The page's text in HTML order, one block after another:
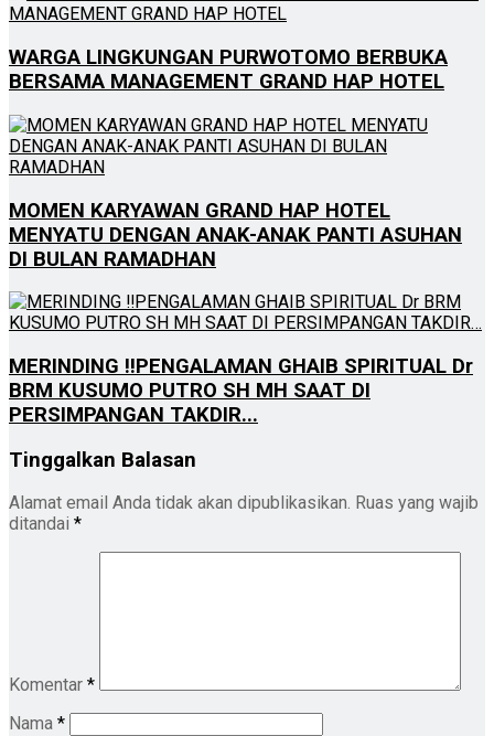
WARGA LINGKUNGAN PURWOTOMO BERBUKA
BERSAMA MANAGEMENT GRAND HAP HOTEL
MOMEN KARYAWAN GRAND HAP HOTEL
MENYATU DENGAN ANAK-ANAK PANTI ASUHAN
DI BULAN RAMADHAN
MERINDING ‼PENGALAMAN GHAIB SPIRITUAL Dr
BRM KUSUMO PUTRO SH MH SAAT DI
PERSIMPANGAN TAKDIR...
Tinggalkan Balasan
Alamat email Anda tidak akan dipublikasikan. Ruas yang wajib
ditandai *
Komentar *
Nama *